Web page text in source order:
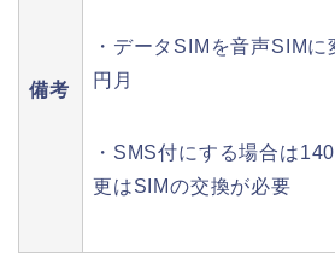
備考
・データSIMを音声SIM
円月
・SMS付にする場合は
更はSIMの交換が必要